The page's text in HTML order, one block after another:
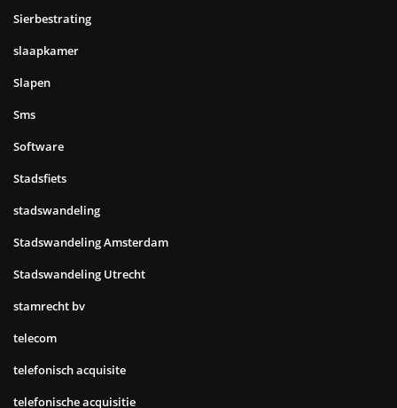
Sierbestrating
slaapkamer
Slapen
Sms
Software
Stadsfiets
stadswandeling
Stadswandeling Amsterdam
Stadswandeling Utrecht
stamrecht bv
telecom
telefonisch acquisite
telefonische acquisitie